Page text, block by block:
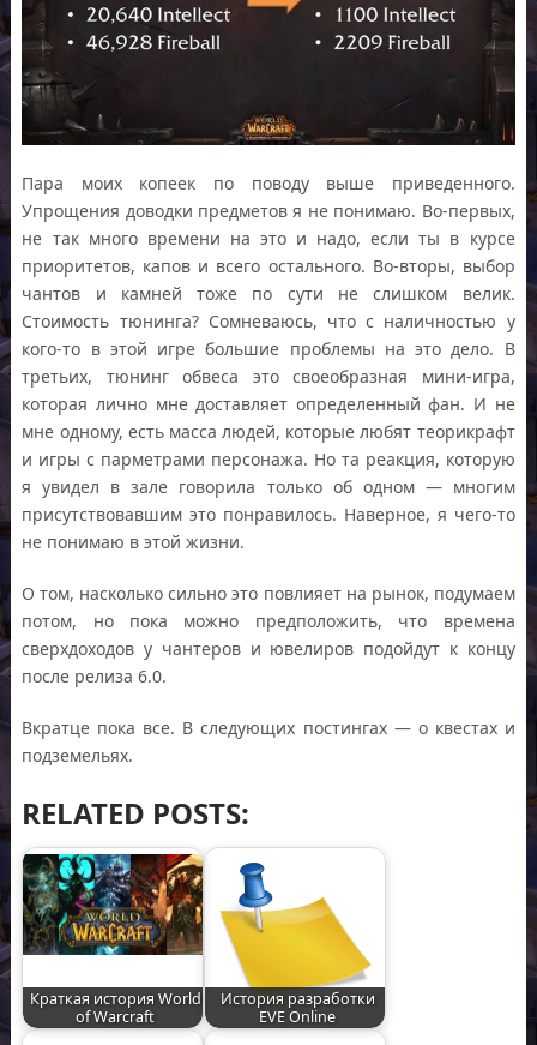
Пара моих копеек по поводу выше приведенного.
Упрощения доводки предметов я не понимаю. Во-первых,
не так много времени на это и надо, если ты в курсе
приоритетов, капов и всего остального. Во-вторы, выбор
чантов и камней тоже по сути не слишком велик.
Стоимость тюнинга? Сомневаюсь, что с наличностью у
кого-то в этой игре большие проблемы на это дело. В
третьих, тюнинг обвеса это своеобразная мини-игра,
которая лично мне доставляет определенный фан. И не
мне одному, есть масса людей, которые любят теорикрафт
и игры с парметрами персонажа. Но та реакция, которую
я увидел в зале говорила только об одном — многим
присутствовавшим это понравилось. Наверное, я чего-то
не понимаю в этой жизни.
О том, насколько сильно это повлияет на рынок, подумаем
потом, но пока можно предположить, что времена
сверхдоходов у чантеров и ювелиров подойдут к концу
после релиза 6.0.
Вкратце пока все. В следующих постингах — о квестах и
подземельях.
RELATED POSTS:
Краткая история World
of Warcraft
История разработки
EVE Online